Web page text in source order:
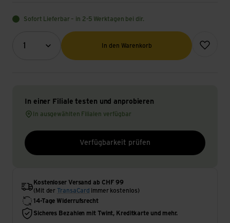
Sofort Lieferbar – in 2-5 Werktagen bei dir.
1
Menge (Optional)
In den Warenkorb
Zur
In einer Filiale testen und anprobieren
In ausgewählten Filialen verfügbar
Verfügbarkeit prüfen
Kostenloser Versand ab CHF 99
(Mit der
TransaCard immer kostenlos)
14-Tage Widerrufsrecht
Sicheres Bezahlen mit Twint, Kreditkarte und mehr.